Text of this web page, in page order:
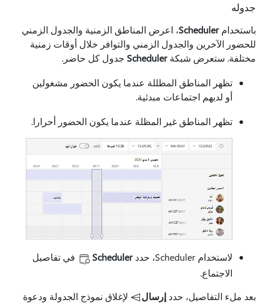
جدوله
باستخدامScheduler، اعرض المناطق الزمنية والجدول الزمني
للحضور الآخرين والجدول الزمني والتوافر خلال أوقات زمنية
مختلفة. ستعرض شبكةScheduler جدول كل حاضر.
تظهر المناطق المظللة عندما يكون الحضور مشغولين
أو لديهم اجتماعات مبدئية.
تظهر المناطق غير المظلة عندما يكون الحضور أحرارا.
لاستخدام Scheduler، حدد Scheduler
في تفاصيل
الاجتماع.
بعد ملء التفاصيل، حدد إرسال
لإغلاق نموذج الجدولة ودعوة